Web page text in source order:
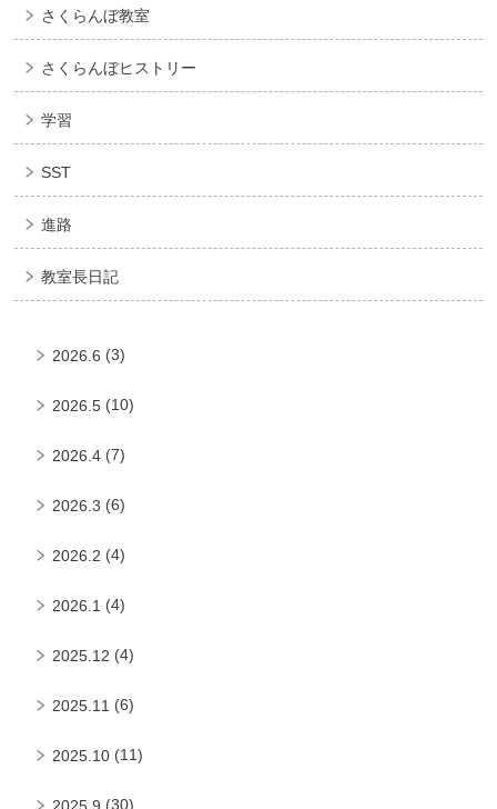
さくらんぼ教室
さくらんぼヒストリー
学習
SST
進路
教室長日記
2026.6 (3)
2026.5 (10)
2026.4 (7)
2026.3 (6)
2026.2 (4)
2026.1 (4)
2025.12 (4)
2025.11 (6)
2025.10 (11)
(30)